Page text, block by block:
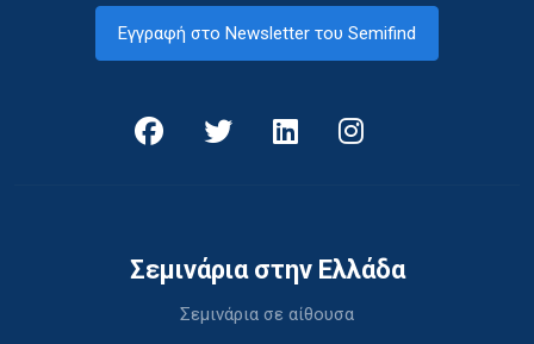
Εγγραφή στο Newsletter του Semifind
Σεμινάρια στην Ελλάδα
Σεμινάρια σε αίθουσα